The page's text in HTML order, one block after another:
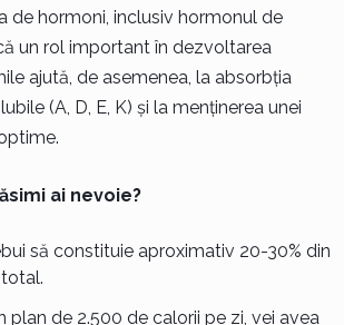
de hormoni, inclusiv hormonul de
un rol important în dezvoltarea
ajută, de asemenea, la absorbția
(A, D, E, K) și la menținerea unei
ai nevoie?
să constituie aproximativ 20-30% din
plan de 2.500 de calorii pe zi, vei avea